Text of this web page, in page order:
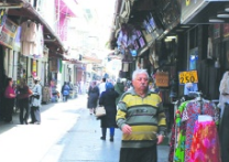
Sokak kedileri, ev kedisi
ol...